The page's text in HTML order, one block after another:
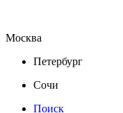
Москва
Петербург
Сочи
Поиск